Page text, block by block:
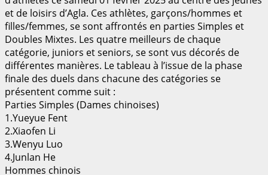
et de loisirs d’Agla. Ces athlètes, garçons/hommes et
filles/femmes, se sont affrontés en parties Simples et
Doubles Mixtes. Les quatre meilleurs de chaque
catégorie, juniors et seniors, se sont vus décorés de
différentes manières. Le tableau à l’issue de la phase
finale des duels dans chacune des catégories se
présentent comme suit :
Parties Simples (Dames chinoises)
1.Yueyue Fent
2.Xiaofen Li
3.Wenyu Luo
4.Junlan He
Hommes chinois